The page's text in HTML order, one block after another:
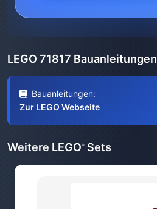
LEGO 71817 Bauanleitungen
Bauanleitungen:
Zur LEGO Webseite
Weitere LEGO® Sets